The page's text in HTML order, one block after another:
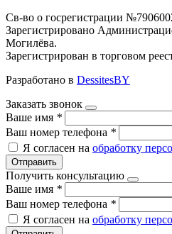
Св-во о госрегистрации
Зарегистрировано
Могилёва.
Зарегистрирован в торговом
Разработано в DessitesBY
Заказать звонок
Ваше имя *
Ваш номер телефона *
Я согласен на обработку
Отправить
Получить консультацию
Ваше имя *
Ваш номер телефона *
Я согласен на обработку